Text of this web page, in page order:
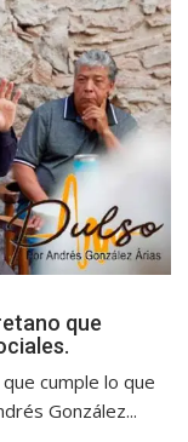
que
cumple lo que
González...